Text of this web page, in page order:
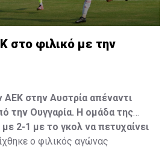
στο φιλικό με την
ΑΕΚ στην Αυστρία απέναντι
την Ουγγαρία. Η ομάδα της
2-1 με το γκολ να πετυχαίνει
ο φιλικός αγώνας